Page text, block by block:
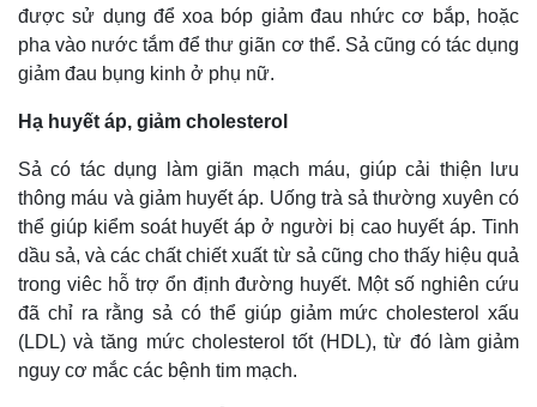
được sử dụng để xoa bóp giảm đau nhức cơ bắp, hoặc
pha vào nước tắm để thư giãn cơ thể. Sả cũng có tác dụng
giảm đau bụng kinh ở phụ nữ.
Hạ huyết áp, giảm cholesterol
Sả có tác dụng làm giãn mạch máu, giúp cải thiện lưu
thông máu và giảm huyết áp. Uống trà sả thường xuyên có
thể giúp kiểm soát huyết áp ở người bị cao huyết áp. Tinh
dầu sả, và các chất chiết xuất từ sả cũng cho thấy hiệu quả
trong viêc hỗ trợ ổn định đường huyết. Một số nghiên cứu
đã chỉ ra rằng sả có thể giúp giảm mức cholesterol xấu
(LDL) và tăng mức cholesterol tốt (HDL), từ đó làm giảm
nguy cơ mắc các bệnh tim mạch.